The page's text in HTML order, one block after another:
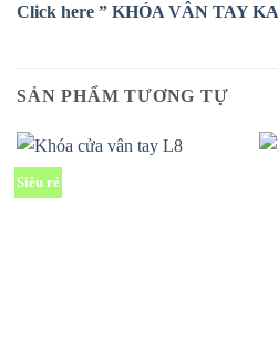
Click here ” KHÓA VÂN TAY
SẢN PHẨM TƯƠNG TỰ
Siêu rẻ